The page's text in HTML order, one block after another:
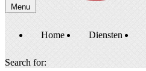
Menu
Home Diensten
Search for: